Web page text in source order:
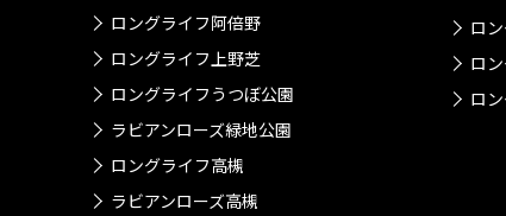
ロングライフ阿倍野
ロングライフ上野芝
ロングライフうつぼ公園
ラビアンローズ緑地公園
ロングライフ高槻
ラビアンローズ高槻
ロ
ロ
ロ